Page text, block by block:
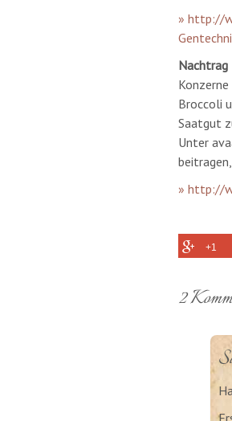
» http://
Nachtrag
Broccoli
Saatgut
Unter
» http://
+1
2